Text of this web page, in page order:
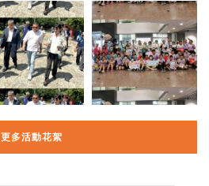
更多活動花絮